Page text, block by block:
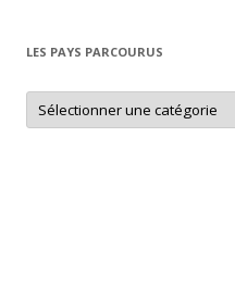
LES PAYS PARCOURUS
L
s